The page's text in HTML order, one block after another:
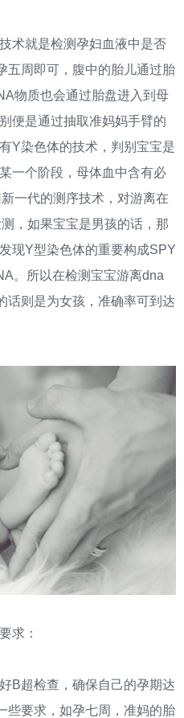
就是检测孕妇血液中是否
五周即可，腹中的胎儿通过胎
物质也会通过胎盘进入到母
便是通过抽取准妈妈手臂的
Y染色体的技术，判别宝宝是
一个阶段，母体血中含有必
一代的测序技术，对游离在
，如果宝宝是男孩的话，那
现Y型染色体的重要构成SPY
。所以在检测宝宝游离dna
话则是为女孩，准确率可到达
求：
超检查，确保自己的孕期达
些要求，如孕七周，准妈的胎